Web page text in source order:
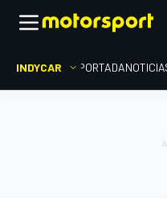
INDYCAR PORTADA